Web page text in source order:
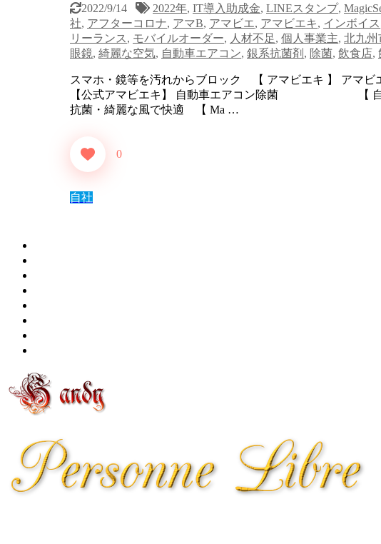
2022/9/14 2022年, IT導入助成金, LINEスタンプ,
社, アフターコロナ, アマB, アマビエ, アマビエキ, インボイス
リーランス , モバイルオーダー, 人材不足, 個人事業主, 北九州
眼鏡, 綺麗な空気, 自動車エアコン, 銀系抗菌剤 , 除菌, 飲食店,
スマホ・鏡等を汚れからブロック 【 アマビエキ 】
【公式アマビエキ】 自動車エアコン除菌 【 自動
抗菌・綺麗な風で快適 【 Ma …
0
自社